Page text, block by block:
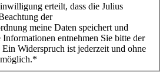
erteilt, dass die Julius
der
meine Daten speichert und
entnehmen Sie bitte der
Ein Widerspruch ist jederzeit und ohne
*